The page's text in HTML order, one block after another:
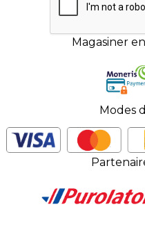
Magasiner
Modes